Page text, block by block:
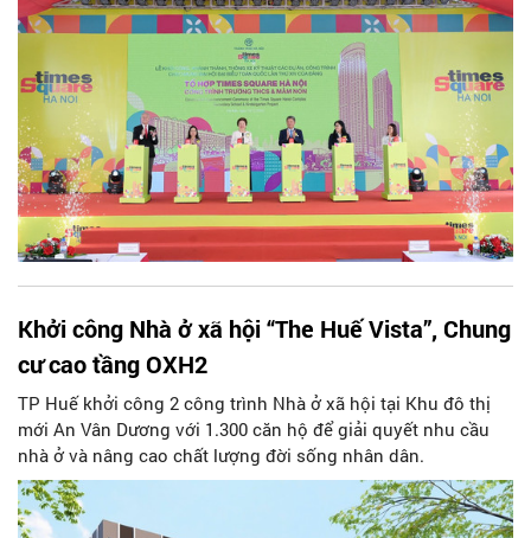
Khởi công Nhà ở xã hội “The Huế Vista”, Chung
cư cao tầng OXH2
TP Huế khởi công 2 công trình Nhà ở xã hội tại Khu đô thị
mới An Vân Dương với 1.300 căn hộ để giải quyết nhu cầu
nhà ở và nâng cao chất lượng đời sống nhân dân.